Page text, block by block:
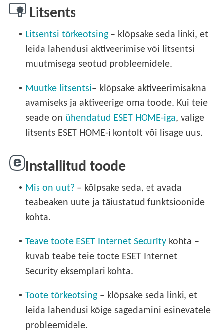
Litsents
• Litsentsi tõrkeotsing – klõpsake seda linki, et
leida lahendusi aktiveerimise või litsentsi
muutmisega seotud probleemidele.
• Muutke litsentsi– klõpsake aktiveerimisakna
avamiseks ja aktiveerige oma toode. Kui teie
seade on ühendatud ESET HOME-iga, valige
litsents ESET HOME-i kontolt või lisage uus.
Installitud toode
• Mis on uut? – kõlpsake seda, et avada
teabeaken uute ja täiustatud funktsioonide
kohta.
• Teave toote ESET Internet Security kohta –
kuvab teabe teie toote ESET Internet
Security eksemplari kohta.
• Toote tõrkeotsing – klõpsake seda linki, et
leida lahendusi kõige sagedamini esinevatele
probleemidele.